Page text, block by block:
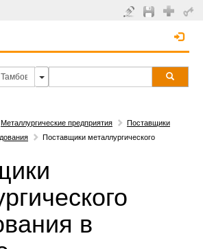
Металлургические предприятия
Поставщики
Поставщики металлургического
в